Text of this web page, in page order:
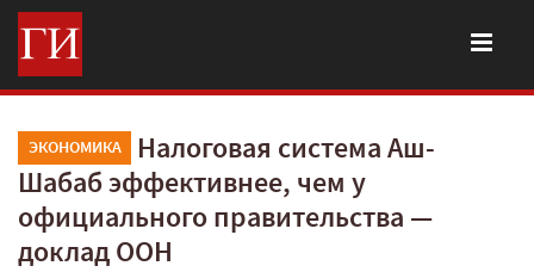
ЭКОНОМИКА
Налоговая система Аш-
Шабаб эффективнее, чем у
официального правительства —
доклад ООН